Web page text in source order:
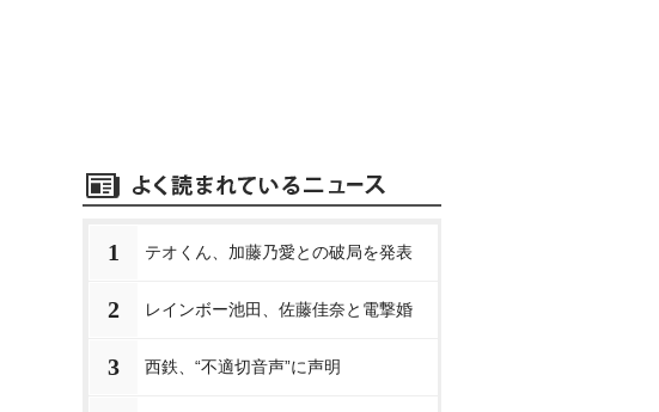
1 テオくん、加藤乃愛との破局を発表
2 レインボー池田、佐藤佳奈と電撃婚
3 西鉄、“不適切音声”に声明